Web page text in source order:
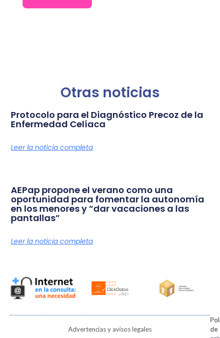
Otras noticias
Protocolo para el Diagnóstico Precoz de la
Enfermedad Celíaca
Leer la noticia completa
AEPap propone el verano como una
oportunidad para fomentar la autonomía
en los menores y “dar vacaciones a las
pantallas”
Leer la noticia completa
Advertencias y avisos legales
de
de